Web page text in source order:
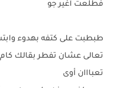
فطلعت أغير جو
طبطبت على كتفه بهدوء
تعالى عشان تفطر بقالك
تعبااان أوى